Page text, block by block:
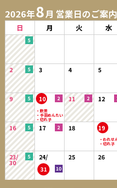
2026年8月 営業日のご案内
日 月 火 水
2 3 4 5
9 10 11 12
16 17 18 19
23/
30
24/
31
25 26